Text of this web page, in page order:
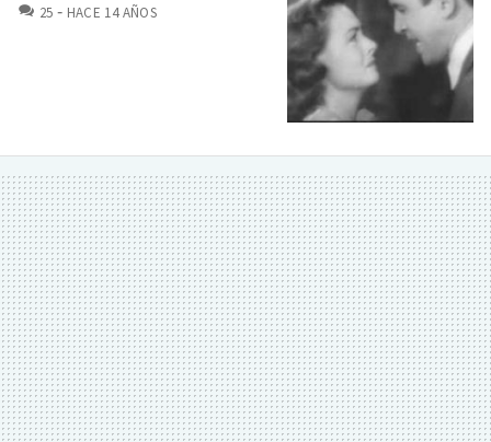
25 COMENTARIOS
HACE 14 AÑOS